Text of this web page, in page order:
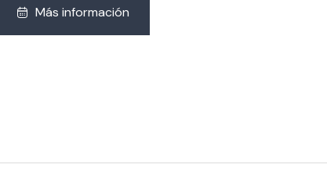
Más información